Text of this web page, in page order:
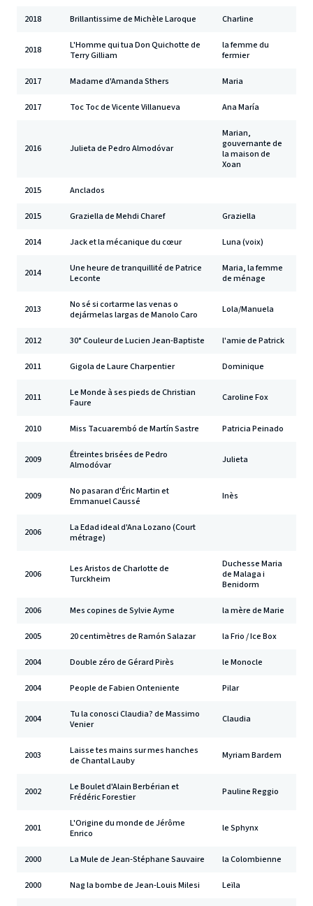
2018 Brillantissime de Michèle Laroque Charline
2018
L'Homme qui tua Don Quichotte de
Terry Gilliam
la femme du
fermier
2017 Madame d'Amanda Sthers Maria
2017 Toc Toc de Vicente Villanueva Ana María
2016 Julieta de Pedro Almodóvar
Marian,
gouvernante de
la maison de
Xoan
2015 Anclados
2015 Graziella de Mehdi Charef Graziella
2014 Jack et la mécanique du cœur Luna (voix)
2014
Une heure de tranquillité de Patrice
Leconte
Maria, la femme
de ménage
2013
No sé si cortarme las venas o
dejármelas largas de Manolo Caro
Lola/Manuela
2012 30° Couleur de Lucien Jean-Baptiste l'amie de Patrick
2011 Gigola de Laure Charpentier Dominique
2011
Le Monde à ses pieds de Christian
Faure
Caroline Fox
2010 Miss Tacuarembó de Martín Sastre Patricia Peinado
2009
Étreintes brisées de Pedro
Almodóvar
Julieta
2009
No pasaran d'Éric Martin et
Emmanuel Caussé
Inès
2006
La Edad ideal d'Ana Lozano (Court
métrage)
2006
Les Aristos de Charlotte de
Turckheim
Duchesse Maria
de Malaga i
Benidorm
2006 Mes copines de Sylvie Ayme la mère de Marie
2005 20 centimètres de Ramón Salazar la Frio / Ice Box
2004 Double zéro de Gérard Pirès le Monocle
2004 People de Fabien Onteniente Pilar
2004
Tu la conosci Claudia? de Massimo
Venier
Claudia
2003
Laisse tes mains sur mes hanches
de Chantal Lauby
Myriam Bardem
2002
Le Boulet d'Alain Berbérian et
Frédéric Forestier
Pauline Reggio
2001
L'Origine du monde de Jérôme
Enrico
le Sphynx
2000 La Mule de Jean-Stéphane Sauvaire la Colombienne
2000 Nag la bombe de Jean-Louis Milesi Leïla